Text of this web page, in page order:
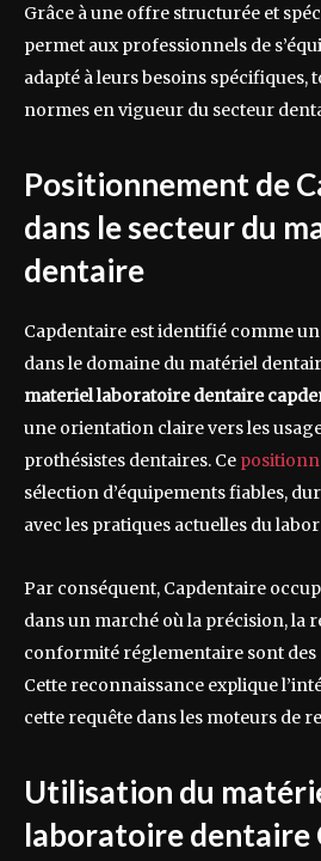
Grâce à une offre structurée et
permet aux professionnels de
adapté à leurs besoins spécifiques,
normes en vigueur du secteur
Positionnement de
dans le secteur du
dentaire
Capdentaire est identifié comme
dans le domaine du matériel
materiel laboratoire dentaire
une orientation claire vers les
prothésistes dentaires. Ce
sélection d’équipements fiables,
avec les pratiques actuelles du
Par conséquent, Capdentaire
dans un marché où la précision, la
conformité réglementaire sont des
Cette reconnaissance explique
cette requête dans les moteurs de
Utilisation du
laboratoire dentaire